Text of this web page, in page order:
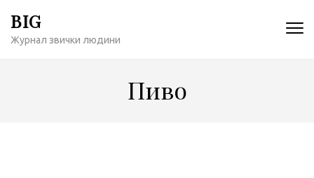
содержимому
BIG
Журнал звички людини
Пиво